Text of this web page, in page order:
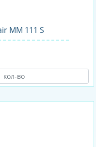
MM 111 S